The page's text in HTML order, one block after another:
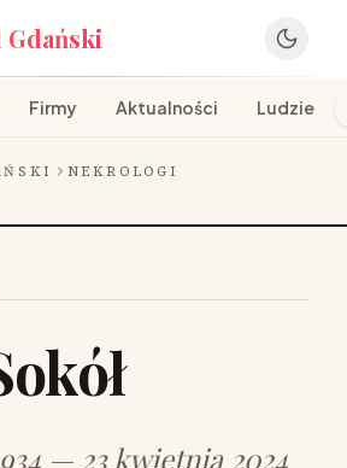
Firmy Aktualności Ludzie
NEKROLOGI
— 23 kwietnia 2024